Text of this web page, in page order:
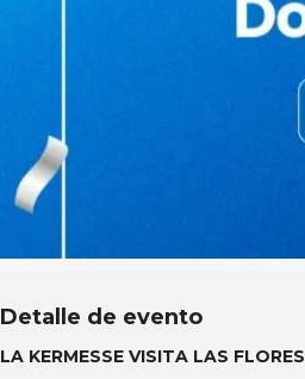
Detalle de evento
LA KERMESSE VISITA LAS FLORES